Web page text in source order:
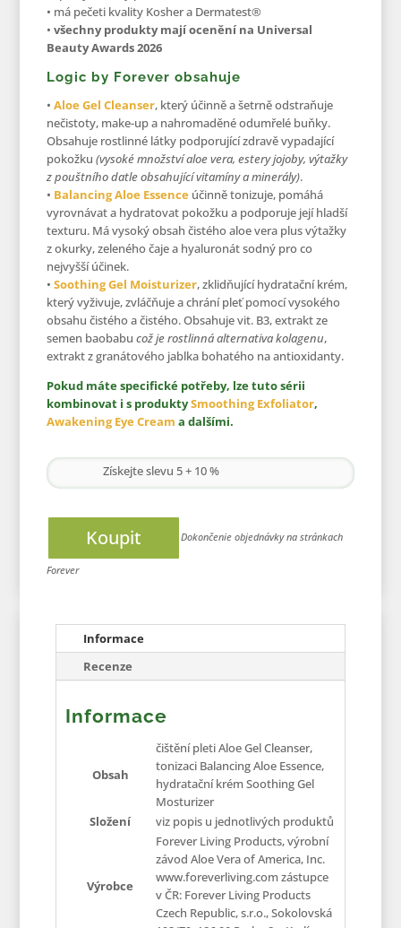
• má pečeti kvality Kosher a Dermatest®
•všechny produkty mají ocenění na Universal
Beauty Awards 2026
Logic by Forever obsahuje
•Aloe Gel Cleanser, který účinně a šetrně odstraňuje
nečistoty, make-up a nahromaděné odumřelé buňky.
Obsahuje rostlinné látky podporující zdravě vypadající
pokožku(vysoké množství aloe vera, estery jojoby, výtažky
z pouštního datle obsahující vitamíny a minerály).
• Balancing Aloe Essence účinně tonizuje, pomáhá
vyrovnávat a hydratovat pokožku a podporuje její hladší
texturu. Má vysoký obsah čistého aloe vera plus výtažky
z okurky, zeleného čaje a hyaluronát sodný pro co
nejvyšší účinek.
•Soothing Gel Moisturizer, zklidňující hydratační krém,
který vyživuje, zvláčňuje a chrání pleť pomocí vysokého
obsahu čistého a čistého. Obsahuje vit. B3, extrakt ze
semen baobabucož je rostlinná alternativa kolagenu,
extrakt z granátového jablka bohatého na antioxidanty.
Pokud máte specifické potřeby, lze tuto sérii
kombinovat i s produktySmoothing Exfoliator,
Awakening Eye Cream a dalšími.
Získejte slevu 5 + 10 %
Koupit
Informace
Recenze
Informace
Obsah
čištění pleti Aloe Gel Cleanser,
tonizaci Balancing Aloe Essence,
hydratační krém Soothing Gel
Mosturizer
Složení
viz popis u jednotlivých produktů
Výrobce
Forever Living Products, výrobní
závod Aloe Vera of America, Inc.
www.foreverliving.com zástupce
v ČR: Forever Living Products
Czech Republic, s.r.o., Sokolovská